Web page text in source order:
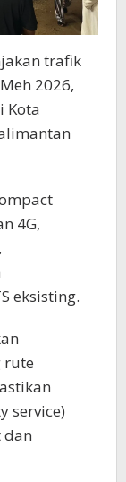
trafik
2026,
Kota
4G,
eksisting.
rute
service)
dan